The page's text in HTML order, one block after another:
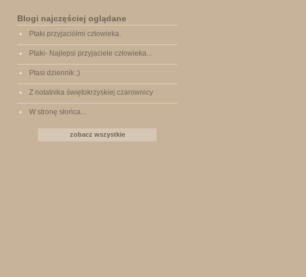
Blogi najczęściej oglądane
Ptaki przyjaciółmi człowieka.
Ptaki- Najlepsi przyjaciele człowieka...
Ptasi dziennik ;)
Z notatnika świętokrzyskiej czarownicy
W stronę słońca...
zobacz wszystkie